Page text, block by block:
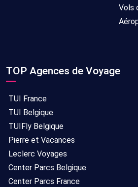
Vols
TOP Agences de Voyage
TUI France
TUI Belgique
TUIFly Belgique
Pierre et Vacances
Leclerc Voyages
Center Parcs Belgique
Center Parcs France